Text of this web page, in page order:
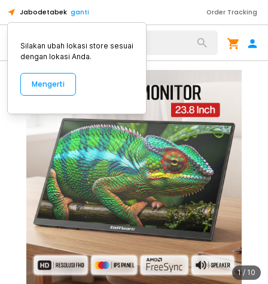
Jabodetabek ganti Order Tracking
Alat Kopi
1 / 10
Silakan ubah lokasi store sesuai
dengan lokasi Anda.
Mengerti